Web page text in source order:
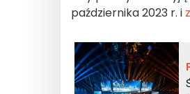
października 2023 r. i